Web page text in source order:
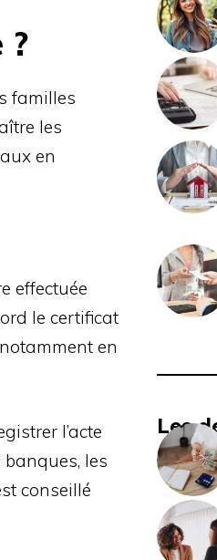
?
familles
les
en
effectuée
le certificat
en
l’acte
les
conseillé
Les